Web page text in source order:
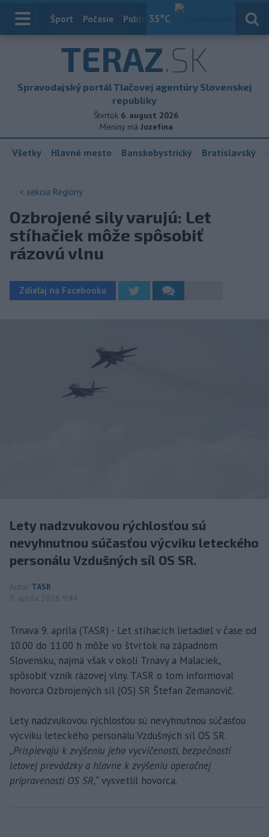
35°C
Index
Šport Počasie Publicistika
TERAZ.SK
Spravodajský portál Tlačovej agentúry Slovenskej
republiky
Štvrtok 6. august 2026
Meniny má Jozefína
Všetky Hlavné mesto Banskobystrický Bratislavský
< sekcia Regióny
Ozbrojené sily varujú: Let
stíhačiek môže spôsobiť
rázovú vlnu
Zdieľaj na Facebooku
Lety nadzvukovou rýchlosťou sú
nevyhnutnou súčasťou výcviku leteckého
personálu Vzdušných síl OS SR.
Autor TASR
9. apríla 2026 9:44
Trnava 9. apríla (TASR) - Let stíhacích lietadiel v čase od
10.00 do 11.00 h môže vo štvrtok na západnom
Slovensku, najmä však v okolí Trnavy a Malaciek,
spôsobiť vznik rázovej vlny. TASR o tom informoval
hovorca Ozbrojených síl (OS) SR Štefan Zemanovič.
Lety nadzvukovou rýchlosťou sú nevyhnutnou súčasťou
výcviku leteckého personálu Vzdušných síl OS SR.
„Prispievajú k zvýšeniu jeho vycvičenosti, bezpečnosti
letovej prevádzky a hlavne k zvýšeniu operačnej
pripravenosti OS SR,“ vysvetlil hovorca.